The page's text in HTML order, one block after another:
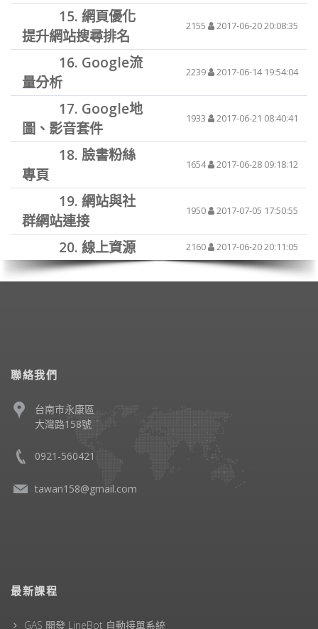
15. 網頁優化
提升網站搜尋排名
2155 2017-06-20 20:08:35
16. Google流
量分析
2239 2017-06-14 19:54:04
17. Google地
圖、影音套件
1933 2017-06-21 08:40:41
18. 臉書粉絲
專頁
1654 2017-06-28 09:18:12
19. 網站與社
群網站連接
1950 2017-07-05 17:50:55
20. 線上資源 2160 2017-06-20 20:11:05
聯絡我們
台南市永康區
大灣路158號
0921-560421
tawan158@gmail.com
最新課程
GAS 開發 LineBot 自動接單系統